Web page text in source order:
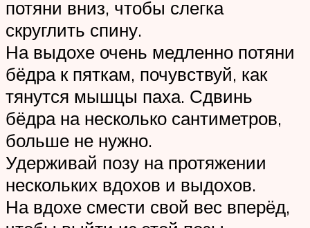
потяни вниз, чтобы слегка
скруглить спину.
На выдохе очень медленно потяни
бёдра к пяткам, почувствуй, как
тянутся мышцы паха. Сдвинь
бёдра на несколько сантиметров,
больше не нужно.
Удерживай позу на протяжении
нескольких вдохов и выдохов.
На вдохе смести свой вес вперёд,